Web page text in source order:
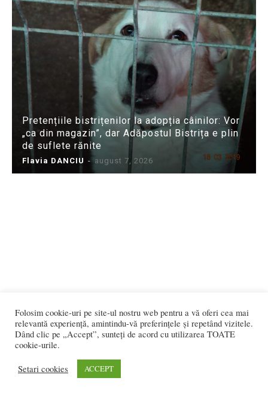
Pretențiile bistrițenilor la adopția câinilor: Vor
„ca din magazin”, dar Adăpostul Bistrița e plin
de suflete rănite
Flavia DANCIU - august 7, 2026
Folosim cookie-uri pe site-ul nostru web pentru a vă oferi cea mai
relevantă experiență, amintindu-vă preferințele și repetând vizitele.
Dând clic pe „Accept”, sunteți de acord cu utilizarea TOATE
cookie-urile.
Setari cookies ACCEPT